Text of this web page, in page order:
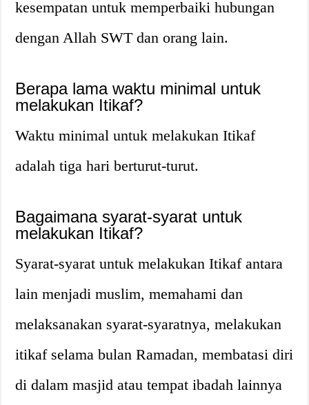
kesempatan untuk memperbaiki hubungan
dengan Allah SWT dan orang lain.
Berapa lama waktu minimal untuk
melakukan Itikaf?
Waktu minimal untuk melakukan Itikaf
adalah tiga hari berturut-turut.
Bagaimana syarat-syarat untuk
melakukan Itikaf?
Syarat-syarat untuk melakukan Itikaf antara
lain menjadi muslim, memahami dan
melaksanakan syarat-syaratnya, melakukan
itikaf selama bulan Ramadan, membatasi diri
di dalam masjid atau tempat ibadah lainnya